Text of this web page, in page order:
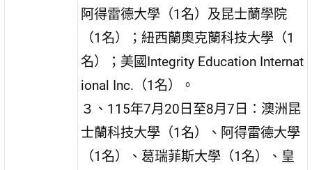
阿得雷德大學（1名）及昆士蘭學院
（1名）；紐西蘭奧克蘭科技大學（1
名）；美國Integrity Education Internat
ional Inc.（1名）。
３、115年7月20日至8月7日：澳洲昆
士蘭科技大學（1名）、阿得雷德大學
（1名）、葛瑞菲斯大學（1名）、皇